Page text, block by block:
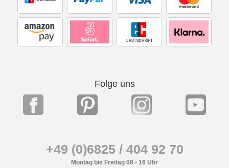
Folge uns
+49 (0)6825 / 404 92 70
Montag bis Freitag 08 - 16 Uhr